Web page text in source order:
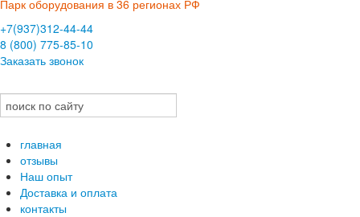
Парк оборудования в 36 регионах РФ
+7(937)312-44-44
8 (800) 775-85-10
Заказать звонок
главная
отзывы
Наш опыт
Доставка и оплата
контакты